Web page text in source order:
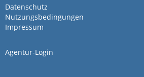
von Klaus Wolf (Yogasflow
September 2020
professionell - kann Inovanet
Datenschutz
Nutzungsbedingungen
Impressum
Agentur-Login